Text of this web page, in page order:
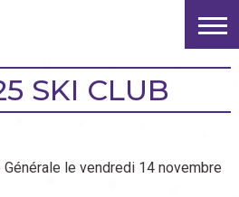
SKI CLUB
le vendredi 14 novembre